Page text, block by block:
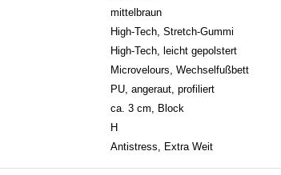
mittelbraun
High-Tech, Stretch-Gummi
High-Tech, leicht gepolstert
Microvelours, Wechselfußbett
PU, angeraut, profiliert
ca. 3 cm, Block
H
Antistress, Extra Weit